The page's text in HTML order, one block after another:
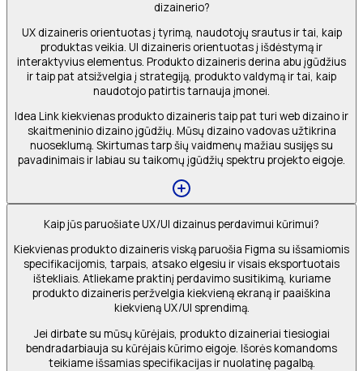
dizainerio?
UX dizaineris orientuotas į tyrimą, naudotojų srautus ir tai, kaip
produktas veikia. UI dizaineris orientuotas į išdėstymą ir
interaktyvius elementus. Produkto dizaineris derina abu įgūdžius
ir taip pat atsižvelgia į strategiją, produkto valdymą ir tai, kaip
naudotojo patirtis tarnauja įmonei.
Idea Link kiekvienas produkto dizaineris taip pat turi web dizaino ir
skaitmeninio dizaino įgūdžių. Mūsų dizaino vadovas užtikrina
nuoseklumą. Skirtumas tarp šių vaidmenų mažiau susijęs su
pavadinimais ir labiau su taikomų įgūdžių spektru projekto eigoje.
Kaip jūs paruošiate UX/UI dizainus perdavimui kūrimui?
Kiekvienas produkto dizaineris viską paruošia Figma su išsamiomis
specifikacijomis, tarpais, atsako elgesiu ir visais eksportuotais
ištekliais. Atliekame praktinį perdavimo susitikimą, kuriame
produkto dizaineris peržvelgia kiekvieną ekraną ir paaiškina
kiekvieną UX/UI sprendimą.
Jei dirbate su mūsų kūrėjais, produkto dizaineriai tiesiogiai
bendradarbiauja su kūrėjais kūrimo eigoje. Išorės komandoms
teikiame išsamias specifikacijas ir nuolatinę pagalbą.